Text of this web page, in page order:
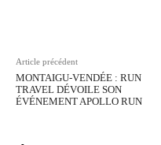
Article précédent
MONTAIGU-VENDÉE : RUN
TRAVEL DÉVOILE SON
ÉVÉNEMENT APOLLO RUN